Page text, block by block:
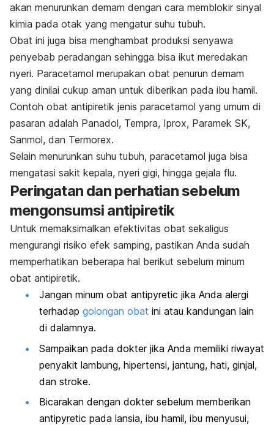
akan menurunkan demam dengan cara memblokir sinyal
kimia pada otak yang mengatur suhu tubuh.
Obat ini juga bisa menghambat produksi senyawa
penyebab peradangan sehingga bisa ikut meredakan
nyeri. Paracetamol merupakan obat penurun demam
yang dinilai cukup aman untuk diberikan pada ibu hamil.
Contoh obat antipiretik jenis paracetamol yang umum di
pasaran adalah Panadol, Tempra, Iprox, Paramek SK,
Sanmol, dan Termorex.
Selain menurunkan suhu tubuh, paracetamol juga bisa
mengatasi sakit kepala, nyeri gigi, hingga gejala flu.
Peringatan dan perhatian sebelum
mengonsumsi antipiretik
Untuk memaksimalkan efektivitas obat sekaligus
mengurangi risiko efek samping, pastikan Anda sudah
memperhatikan beberapa hal berikut sebelum minum
obat antipiretik.
Jangan minum obat antipyretic jika Anda alergi
terhadap golongan obat ini atau kandungan lain
di dalamnya.
Sampaikan pada dokter jika Anda memiliki riwayat
penyakit lambung, hipertensi, jantung, hati, ginjal,
dan stroke.
Bicarakan dengan dokter sebelum memberikan
antipyretic pada lansia, ibu hamil, ibu menyusui,